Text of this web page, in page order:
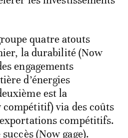
quatre atouts
la durabilité (Now
engagements
d’énergies
est la
via des coûts
compétitifs.
(Now gage).